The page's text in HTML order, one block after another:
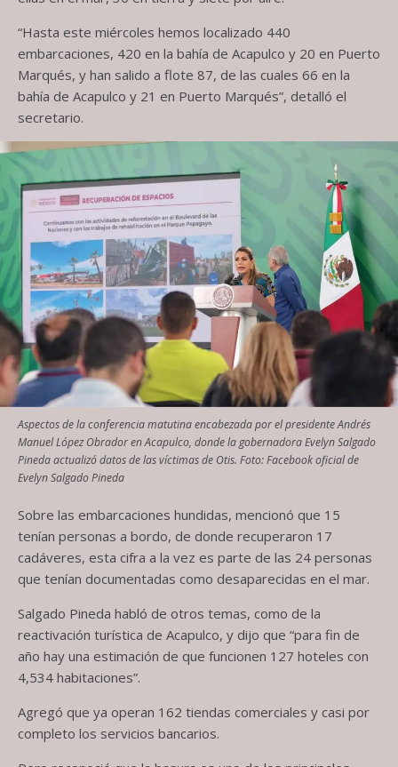
“Hasta este miércoles hemos localizado 440
embarcaciones, 420 en la bahía de Acapulco y 20 en Puerto
Marqués, y han salido a flote 87, de las cuales 66 en la
bahía de Acapulco y 21 en Puerto Marqués”, detalló el
secretario.
Aspectos de la conferencia matutina encabezada por el presidente Andrés
Manuel López Obrador en Acapulco, donde la gobernadora Evelyn Salgado
Pineda actualizó datos de las víctimas de Otis. Foto: Facebook oficial de
Evelyn Salgado Pineda
Sobre las embarcaciones hundidas, mencionó que 15
tenían personas a bordo, de donde recuperaron 17
cadáveres, esta cifra a la vez es parte de las 24 personas
que tenían documentadas como desaparecidas en el mar.
Salgado Pineda habló de otros temas, como de la
reactivación turística de Acapulco, y dijo que “para fin de
año hay una estimación de que funcionen 127 hoteles con
4,534 habitaciones”.
Agregó que ya operan 162 tiendas comerciales y casi por
completo los servicios bancarios.